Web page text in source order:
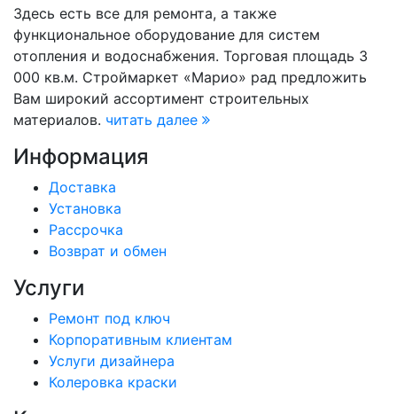
Здесь есть все для ремонта, а также
функциональное оборудование для систем
отопления и водоснабжения. Торговая площадь 3
000 кв.м. Строймаркет «Марио» рад предложить
Вам широкий ассортимент строительных
материалов. читать далее
Информация
Доставка
Установка
Рассрочка
Возврат и обмен
Услуги
Ремонт под ключ
Корпоративным клиентам
Услуги дизайнера
Колеровка краски